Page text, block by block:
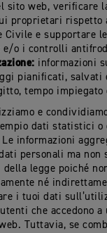
sito web, verificare
proprietari rispetto
Civile e supportare
e/o i controlli
informazioni
pianificati, salvati
tempo
e
dati statistici o
informazioni
personali ma non
della legge poiché
né
i tuoi dati
che accedono a
Tuttavia, se